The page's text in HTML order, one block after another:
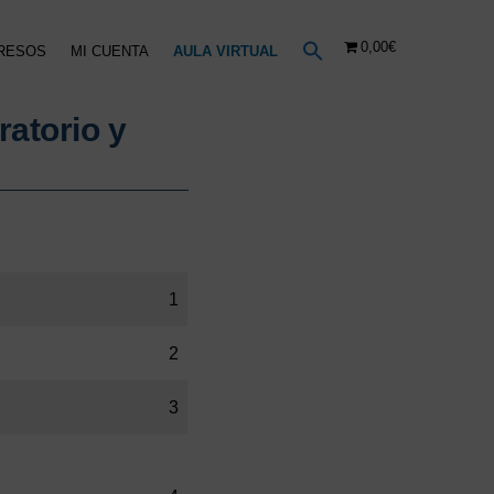
MI CUENTA AULA VIRTUAL 0,00€
y
1
2
3